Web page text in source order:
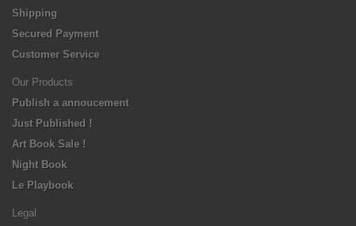
Shipping
Secured Payment
Customer Service
Our Products
Publish a annoucement
Just Published !
Art Book Sale !
Night Book
Le Playbook
Legal